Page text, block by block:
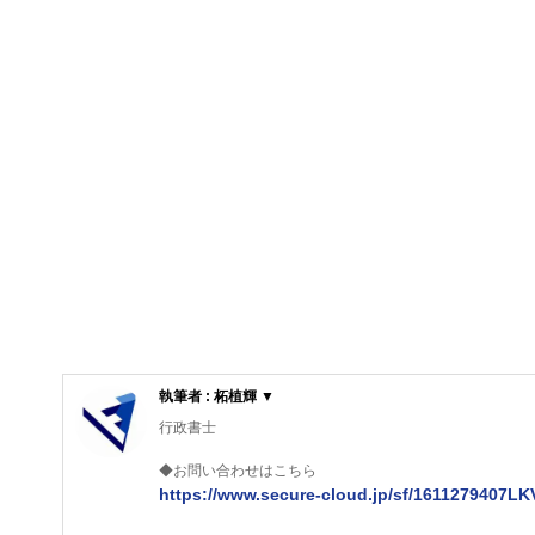
執筆者 : 柘植輝 ▼
行政書士
◆お問い合わせはこちら
https://www.secure-cloud.jp/sf/